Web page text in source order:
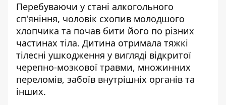
Перебуваючи у стані алкогольного
сп'яніння, чоловік схопив молодшого
хлопчика та почав бити його по різних
частинах тіла. Дитина отримала тяжкі
тілесні ушкодження у вигляді відкритої
черепно-мозкової травми, множинних
переломів, забоїв внутрішніх органів та
інших.